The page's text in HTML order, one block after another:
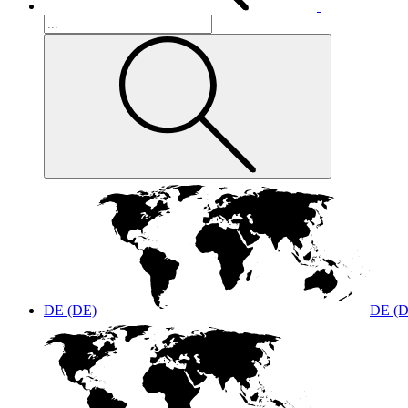
DE (DE) DE